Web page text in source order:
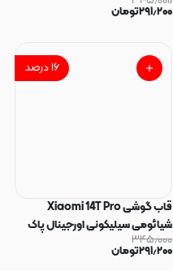
کنی درجه یک زیربسته محافظ لنزدار
سبز روشن کد 72345
۲۹۱٫۲۰۰تومان
۱۶درصد
قاب گوشی Xiaomi 14T Pro
شیائومی سیلیکونی اورجینال پاک
کنی درجه یک زیربسته محافظ لنزدار
صورتی چرک کد 72339
۳۴۵٫۰۰۰
۲۹۱٫۲۰۰تومان